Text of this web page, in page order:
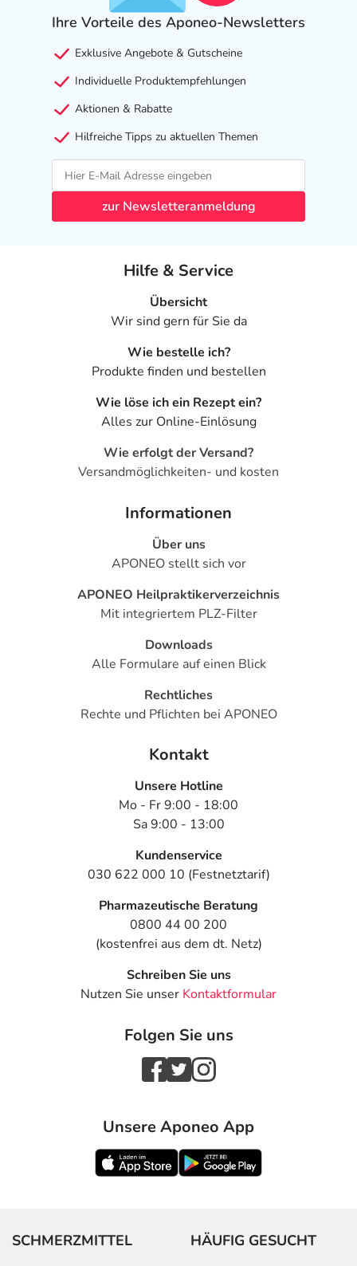
Ihre Vorteile des Aponeo-Newsletters
Exklusive Angebote & Gutscheine
Individuelle Produktempfehlungen
Aktionen & Rabatte
Hilfreiche Tipps zu aktuellen Themen
zur Newsletteranmeldung
Hilfe & Service
Übersicht
Wir sind gern für Sie da
Wie bestelle ich?
Produkte finden und bestellen
Wie löse ich ein Rezept ein?
Alles zur Online-Einlösung
Wie erfolgt der Versand?
Versandmöglichkeiten- und kosten
Informationen
Über uns
APONEO stellt sich vor
APONEO Heilpraktikerverzeichnis
Mit integriertem PLZ-Filter
Downloads
Alle Formulare auf einen Blick
Rechtliches
Rechte und Pflichten bei APONEO
Kontakt
Unsere Hotline
Mo - Fr 9:00 - 18:00
Sa 9:00 - 13:00
Kundenservice
030 622 000 10 (Festnetztarif)
Pharmazeutische Beratung
0800 44 00 200
(kostenfrei aus dem dt. Netz)
Schreiben Sie uns
Nutzen Sie unser Kontaktformular
Folgen Sie uns
Unsere Aponeo App
SCHMERZMITTEL HÄUFIG GESUCHT